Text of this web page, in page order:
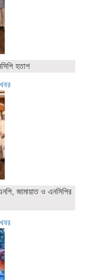
হতাশ
জামায়াত ও এনসিপির